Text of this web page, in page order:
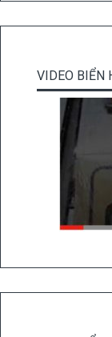
VIDEO BIỂN